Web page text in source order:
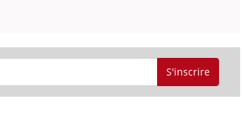
S'inscrire